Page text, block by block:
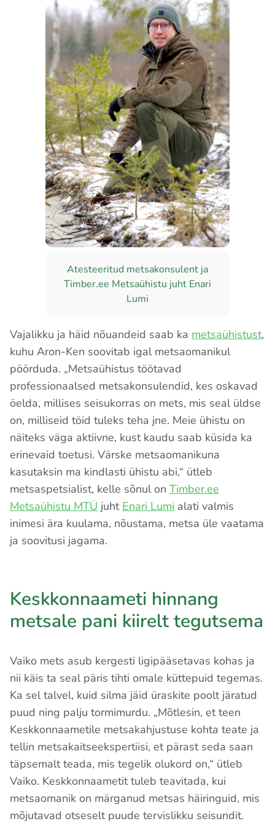
Atesteeritud metsakonsulent ja
Timber.ee Metsaühistu juht Enari
Lumi
Vajalikku ja häid nõuandeid saab ka metsaühistust,
kuhu Aron-Ken soovitab igal metsaomanikul
pöörduda. „Metsaühistus töötavad
professionaalsed metsakonsulendid, kes oskavad
öelda, millises seisukorras on mets, mis seal üldse
on, milliseid töid tuleks teha jne. Meie ühistu on
näiteks väga aktiivne, kust kaudu saab küsida ka
erinevaid toetusi. Värske metsaomanikuna
kasutaksin ma kindlasti ühistu abi,“ ütleb
metsaspetsialist, kelle sõnul on Timber.ee
Metsaühistu MTÜ juht Enari Lumi alati valmis
inimesi ära kuulama, nõustama, metsa üle vaatama
ja soovitusi jagama.
Keskkonnaameti hinnang
metsale pani kiirelt tegutsema
Vaiko mets asub kergesti ligipääsetavas kohas ja
nii käis ta seal päris tihti omale küttepuid tegemas.
Ka sel talvel, kuid silma jäid üraskite poolt järatud
puud ning palju tormimurdu. „Mõtlesin, et teen
Keskkonnaametile metsakahjustuse kohta teate ja
tellin metsakaitseekspertiisi, et pärast seda saan
täpsemalt teada, mis tegelik olukord on,“ ütleb
Vaiko. Keskkonnaametit tuleb teavitada, kui
metsaomanik on märganud metsas häiringuid, mis
mõjutavad otseselt puude tervislikku seisundit.